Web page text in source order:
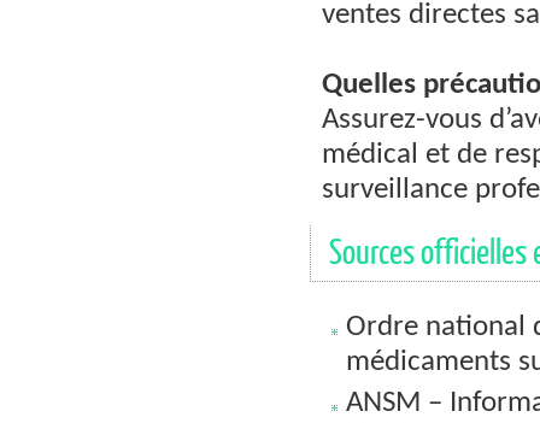
ventes directes
Quelles
Assurez-vous
médical et de
surveillance
Sources
Ordre national
médicaments
ANSM –